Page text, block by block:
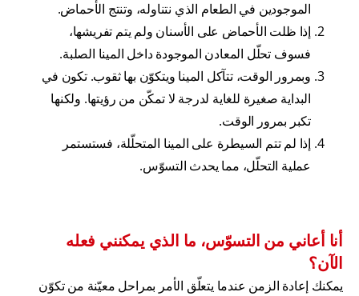
الموجودين في الطعام الذي نتناوله، وتنتج الأحماض.
إذا ظلت الأحماض على الأسنان ولم يتم تفريشها،
فسوف تحلّل المعادن الموجودة داخل المينا الصلبة.
وبمرور الوقت، تتآكل المينا ويتكوّن بها ثقوب. تكون في
البداية صغيرة للغاية لدرجة لا تمكّن من رؤيتها. ولكنها
تكبر بمرور الوقت.
إذا لم تتم السيطرة على المينا المتحلّلة، فستستمر
عملية التحلّل، مما يحدث التسوّس.
أنا أعاني من التسوّس، ما الذي يمكنني فعله
الآن؟
يمكنك إعادة الزمن عندما يتعلّق الأمر بمراحل معيّنة من تكوّن